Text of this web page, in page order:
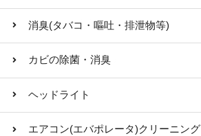
消臭(タバコ・嘔吐・排泄物等)
カビの除菌・消臭
ヘッドライト
エアコン(エバポレータ)クリーニング